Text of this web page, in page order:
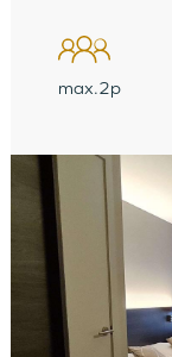
max.2p